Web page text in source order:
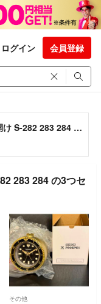
ログイン 会員登録
セイコー (国内正規品) こじ開け S-282 283 284 の3つセット
283 284 の3つセ
その他